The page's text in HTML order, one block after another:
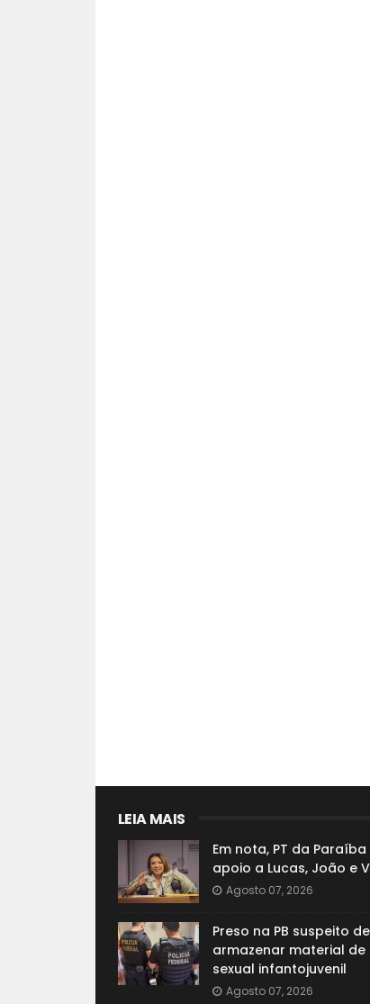
LEIA MAIS
Em nota, PT da
apoio a Lucas, João e
Agosto 07, 2026
Preso na PB suspeito de
armazenar material de
sexual infantojuvenil
Agosto 07, 2026